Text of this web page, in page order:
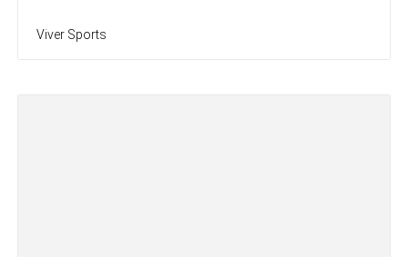
Viver Sports